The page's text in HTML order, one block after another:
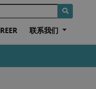
联系我们